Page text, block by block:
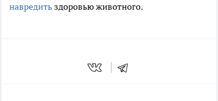
навредить здоровью животного.